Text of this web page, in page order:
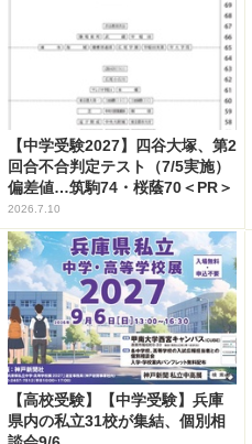
【中学受験2027】四谷大塚、第2
回合不合判定テスト（7/5実施）
偏差値…筑駒74・桜蔭70＜PR＞
2026.7.10
【高校受験】【中学受験】兵庫
県内の私立31校が集結、個別相